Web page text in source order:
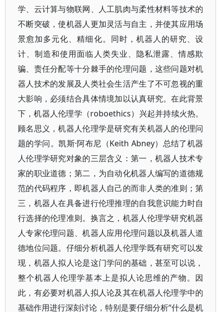
学、云计算与物联网、人工肌肉与柔性材料等技术的
不断突破，使机器人更加灵活与自主，并使其应用场
景愈加多元化、精细化。同时，机器人的研究、设
计、制造和使用面临人类失业、隐私泄露、情感欺
骗、责任分配等十分棘手的伦理问题，这些问题对机
器人技术的发展及人类社会生活产生了不可忽视的重
大影响，必须结合具体情境加以认真研究。在此背景
下，机器人伦理学（roboethics）兴起并持续火热。
顾名思义，机器人伦理学是研究有关机器人的伦理问
题的学问。凯斯·阿布尼（Keith Abney）总结了机器
人伦理学研究对象的三层含义：第一，机器人技术专
家的职业道德；第二，为自动化机器人编写的道德规
范的代码程序，即机器人自己的而非人类的准则；第
三，机器人在具备进行伦理推理的自我意识能力时自
行选择的伦理准则。换言之，机器人伦理学研究机器
人专家伦理问题、机器人应用伦理问题以及机器人道
德地位问题。仔细分析机器人伦理学既有研究可以发
现，机器人拟人论是这门学问的基础，甚至可以说，
整个机器人伦理学基本上是拟人论思维的产物。因
此，有必要对机器人拟人论及其在机器人伦理学中的
基础作用进行深刻讨论，特别是要仔细分析“什么是机